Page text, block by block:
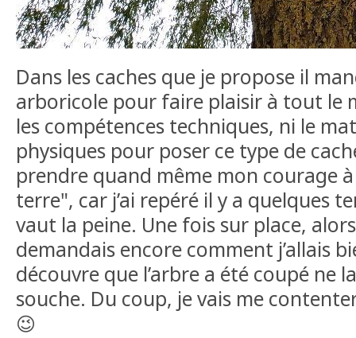
Dans les caches que je propose il
arboricole pour faire plaisir à tout le
les compétences techniques, ni le
physiques pour poser ce type de
prendre quand même mon courage
terre", car j’ai repéré il y a quelques
vaut la peine. Une fois sur place,
demandais encore comment j’allais
découvre que l’arbre a été coupé ne
souche. Du coup, je vais me
😉